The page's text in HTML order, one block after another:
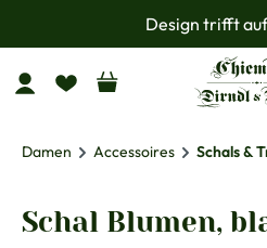
Zum Hauptinhalt springen
Design trifft
Damen Accessoires Schals &
Schal Blumen,